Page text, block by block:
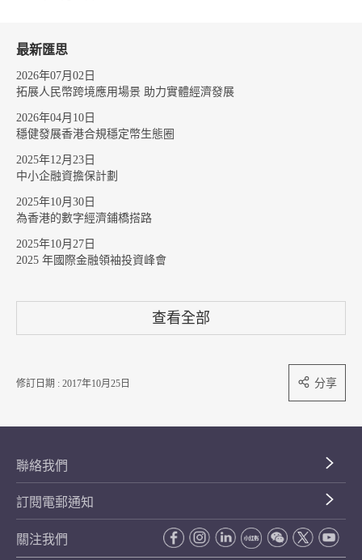
最新匯思
2026年07月02日
拓展人民幣跨境應用場景 助力實體經濟發展
2026年04月10日
穩健發展香港合規穩定幣生態圈
2025年12月23日
中小企融資擔保計劃
2025年10月30日
為香港的數字經濟鋪橋搭路
2025年10月27日
2025 年國際金融領袖投資峰會
查看全部
修訂日期 : 2017年10月25日 分享
聯絡我們
訂閱電郵通知
關注我們